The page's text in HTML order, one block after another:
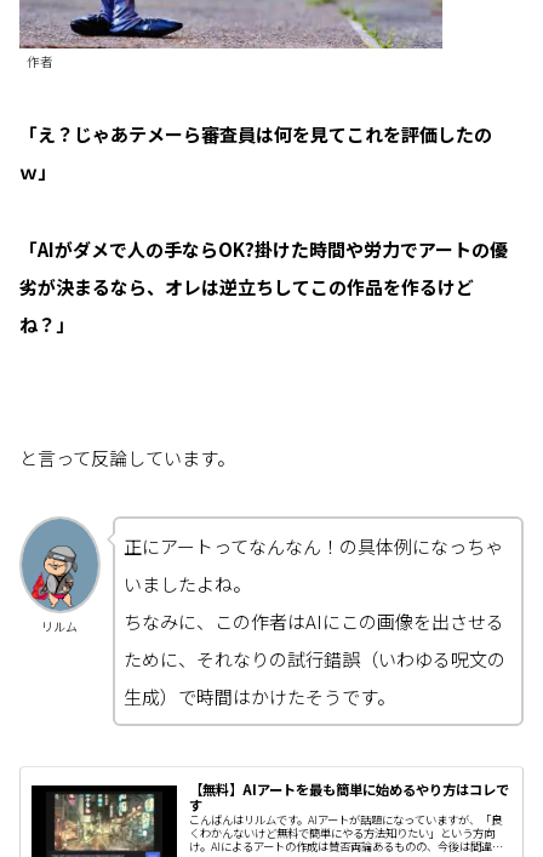
作者
「え？じゃあテメーら審査員は何を見てこれを評価したの
ｗ」
「AIがダメで人の手ならOK?掛けた時間や労力でアートの優
劣が決まるなら、オレは逆立ちしてこの作品を作るけど
ね？」
と言って反論しています。
リルム
正にアートってなんなん！の具体例になっちゃ
いましたよね。
ちなみに、この作者はAIにこの画像を出させる
ために、それなりの試行錯誤（いわゆる呪文の
生成）で時間はかけたそうです。
【無料】AIアートを最も簡単に始めるやり方はコレで
す
こんばんはリルムです。AIアートが話題になっていますが、「良
くわかんないけど無料で簡単にやる方法知りたい」という方向
け。AIによるアートの作成は賛否両論あるものの、今後は間違い